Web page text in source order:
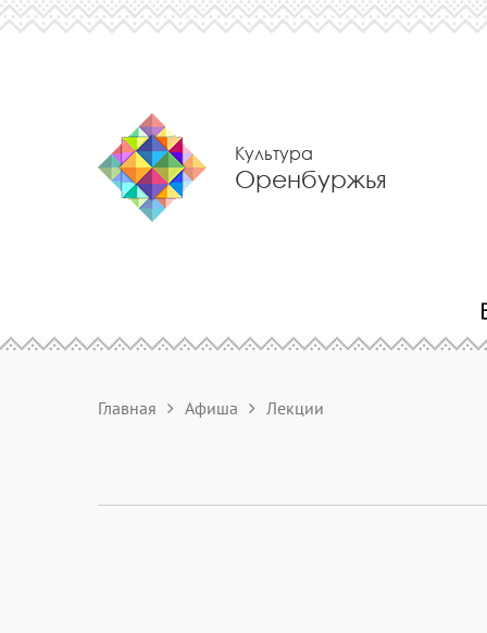
Культура
Оренбуржья
Главная Афиша Лекции